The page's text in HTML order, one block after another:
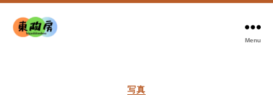
Menu
Categories
写真